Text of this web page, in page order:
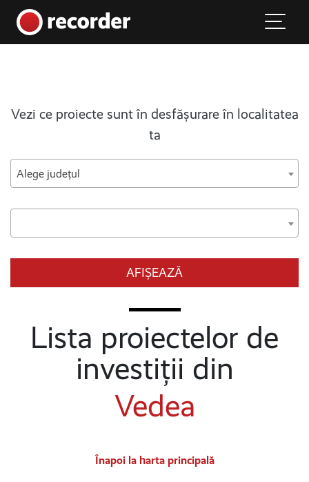
Main Navigation
Vezi ce proiecte sunt în desfășurare în localitatea
ta
Alege județul
AFIȘEAZĂ
Lista proiectelor de
investiții din
Vedea
Înapoi la harta principală